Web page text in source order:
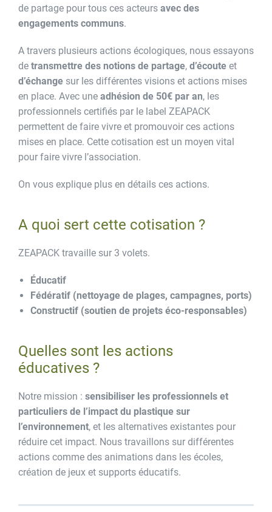
de partage pour tous ces acteurs avec des
engagements communs.
A travers plusieurs actions écologiques, nous essayons
de transmettre des notions de partage, d’écoute et
d’échange sur les différentes visions et actions mises
en place. Avec une adhésion de 50€ par an, les
professionnels certifiés par le label ZEAPACK
permettent de faire vivre et promouvoir ces actions
mises en place. Cette cotisation est un moyen vital
pour faire vivre l’association.
On vous explique plus en détails ces actions.
A quoi sert cette cotisation ?
ZEAPACK travaille sur 3 volets.
Éducatif
Fédératif (nettoyage de plages, campagnes, ports)
Constructif (soutien de projets éco-responsables)
Quelles sont les actions
éducatives ?
Notre mission : sensibiliser les professionnels et
particuliers de l’impact du plastique sur
l’environnement, et les alternatives existantes pour
réduire cet impact. Nous travaillons sur différentes
actions comme des animations dans les écoles,
création de jeux et supports éducatifs.